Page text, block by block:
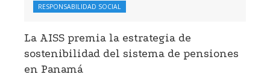
RESPONSABILIDAD SOCIAL
La AISS premia la estrategia de
sostenibilidad del sistema de pensiones
en Panamá